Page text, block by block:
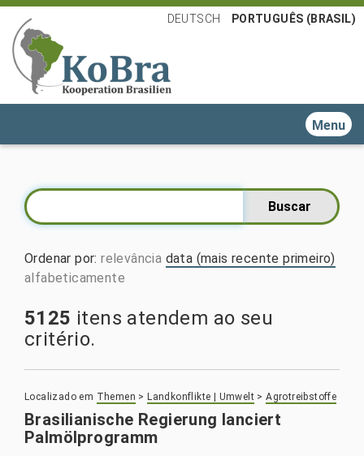
DEUTSCH PORTUGUÊS (BRASIL)
Toggle
Ordenar por:relevância data (mais recente primeiro)
alfabeticamente
5125 itens atendem ao seu
critério.
Localizado em Themen > Landkonflikte | Umwelt >Agrotreibstoffe
Brasilianische Regierung lanciert
Palmölprogramm